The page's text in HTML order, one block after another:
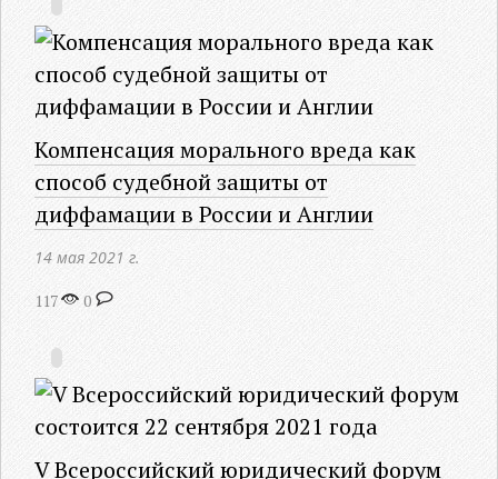
Компенсация морального вреда как
способ судебной защиты от
диффамации в России и Англии
14 мая 2021 г.
117 0
V Всероссийский юридический форум